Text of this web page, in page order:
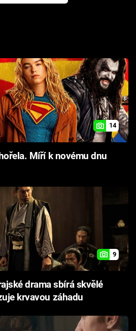
14
Míří k novému dnu
9
drama sbírá skvělé
krvavou záhadu